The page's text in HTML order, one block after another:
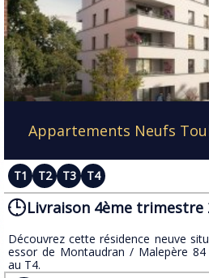
Appartements Neufs
T1 T2 T3 T4
Livraison 4ème trimestre
​Découvrez cette résidence neuve
essor de Montaudran / Malepère
au T4.